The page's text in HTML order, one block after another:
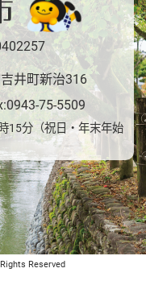
吉井町新治316
75-5509
15分（祝日・年末年始
Reserved